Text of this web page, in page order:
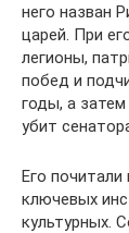
него назван
царей. При
легионы,
побед и
годы, а
убит
Его почитали
ключевых
культурных.